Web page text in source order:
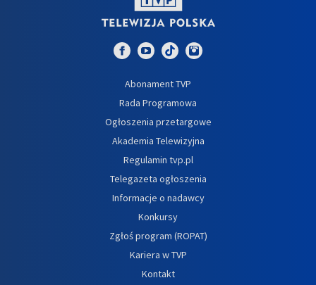
Abonament TVP
Rada Programowa
Ogłoszenia przetargowe
Akademia Telewizyjna
Regulamin tvp.pl
Telegazeta ogłoszenia
Informacje o nadawcy
Konkursy
Zgłoś program (ROPAT)
Kariera w TVP
Kontakt